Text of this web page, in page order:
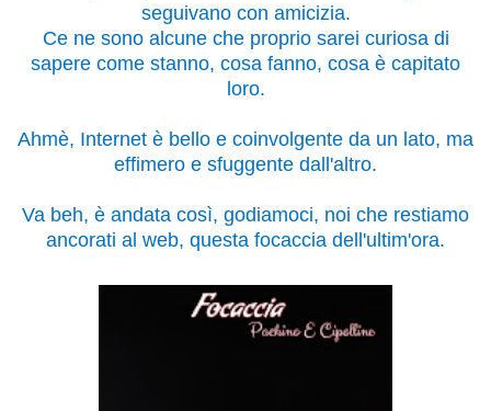
seguivano con amicizia.
Ce ne sono alcune che proprio sarei curiosa di
sapere come stanno, cosa fanno, cosa è capitato
loro.
Ahmè, Internet è bello e coinvolgente da un lato, ma
effimero e sfuggente dall'altro.
Va beh, è andata così, godiamoci, noi che restiamo
ancorati al web, questa focaccia dell'ultim'ora.